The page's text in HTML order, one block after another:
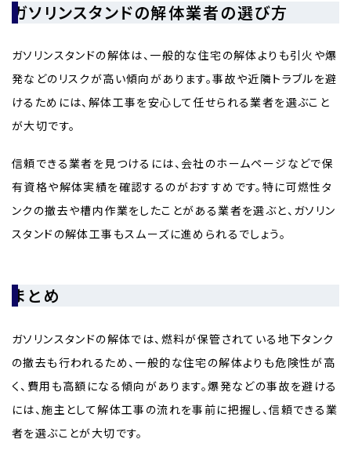
ガソリンスタンドの解体業者の選び方
ガソリンスタンドの解体は、一般的な住宅の解体よりも引火や爆
発などのリスクが高い傾向があります。事故や近隣トラブルを避
けるためには、解体工事を安心して任せられる業者を選ぶこと
が大切です。
信頼できる業者を見つけるには、会社のホームページなどで保
有資格や解体実績を確認するのがおすすめです。特に可燃性タ
ンクの撤去や槽内作業をしたことがある業者を選ぶと、ガソリン
スタンドの解体工事もスムーズに進められるでしょう。
まとめ
ガソリンスタンドの解体では、燃料が保管されている地下タンク
の撤去も行われるため、一般的な住宅の解体よりも危険性が高
く、費用も高額になる傾向があります。爆発などの事故を避ける
には、施主として解体工事の流れを事前に把握し、信頼できる業
者を選ぶことが大切です。